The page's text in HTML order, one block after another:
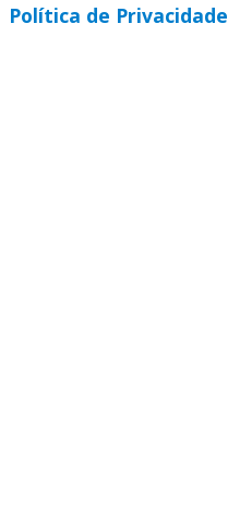
Política de Privacidade